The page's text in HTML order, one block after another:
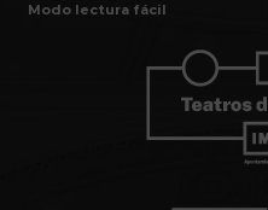
Modo lectura fácil